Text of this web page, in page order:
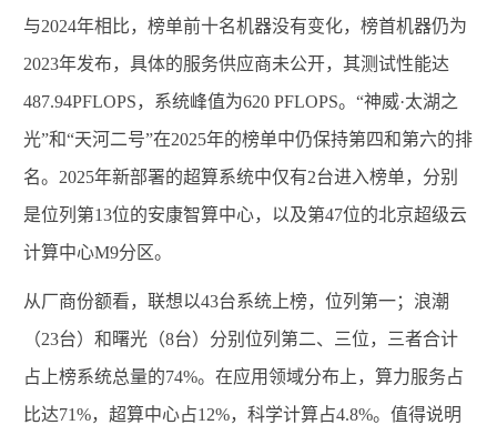
与2024年相比，榜单前十名机器没有变化，榜首机器仍为
2023年发布，具体的服务供应商未公开，其测试性能达
487.94PFLOPS，系统峰值为620 PFLOPS。“神威·太湖之
光”和“天河二号”在2025年的榜单中仍保持第四和第六的排
名。 2025年新部署的超算系统中仅有2台进入榜单，分别
是位列第13位的安康智算中心，以及第47位的北京超级云
计算中心M9分区。
从厂商份额看，联想以43台系统上榜，位列第一；浪潮
（23台）和曙光（8台）分别位列第二、三位，三者合计
占上榜系统总量的74%。在应用领域分布上 ，算力服务占
比达71%，超算中心占12%，科学计算占4.8%。值得说明